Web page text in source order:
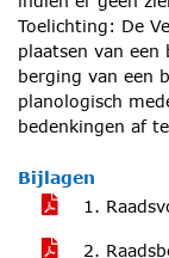
Toelichting: De
plaatsen van
berging van een
planologisch
bedenkingen af
Bijlagen
1.
2.